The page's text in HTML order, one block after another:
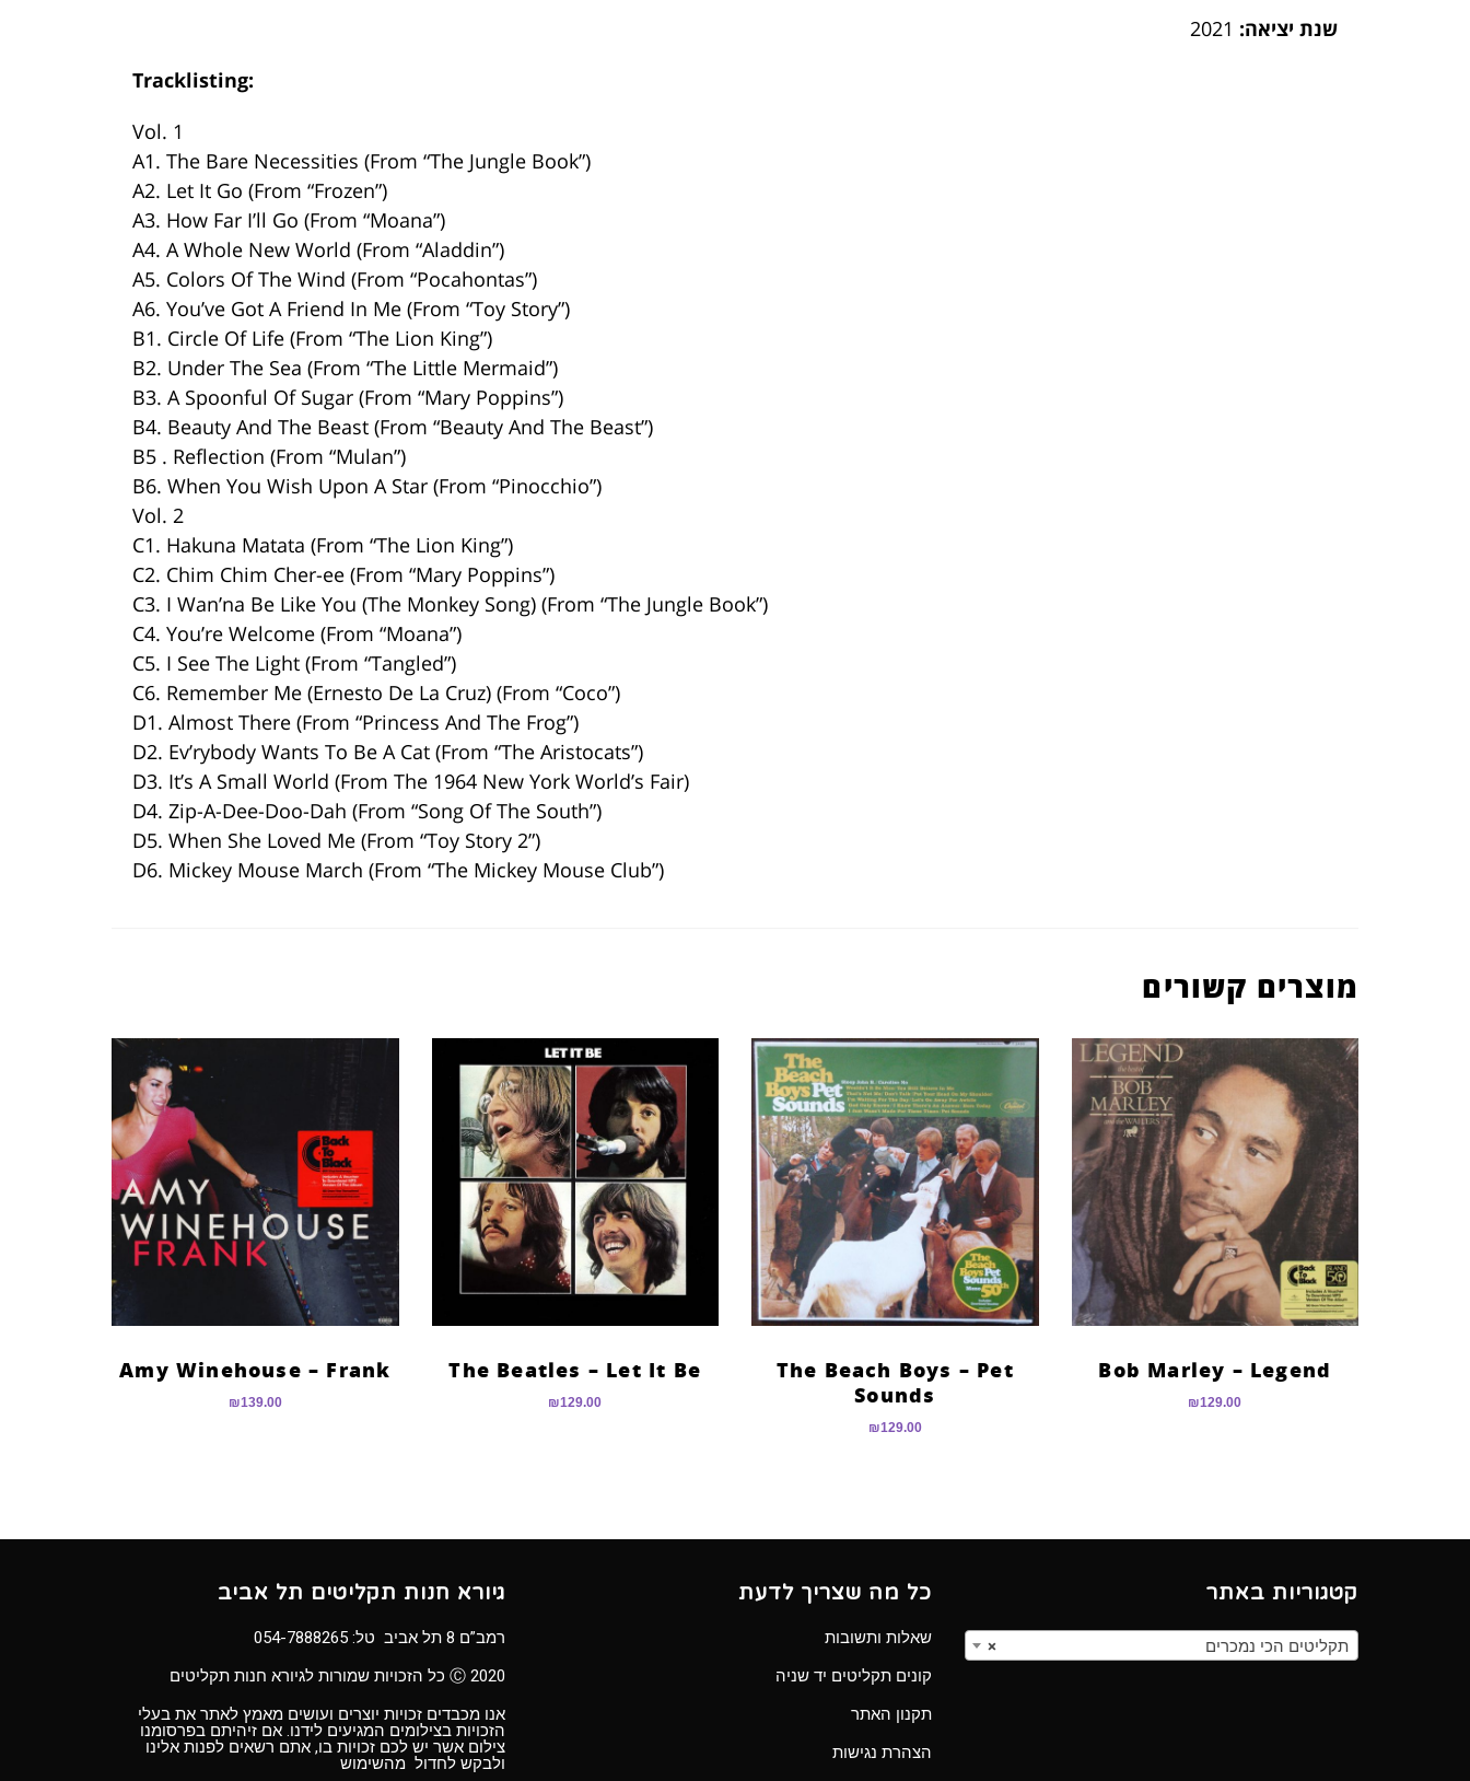
שנת יציאה:
Tracklisting:
Vol. 1
A1. The Bare Necessities (From “The Jungle Book”)
A2. Let It Go (From “Frozen”)
A3. How Far I’ll Go (From “Moana”)
A4. A Whole New World (From “Aladdin”)
A5. Colors Of The Wind (From “Pocahontas”)
A6. You’ve Got A Friend In Me (From “Toy Story”)
B1. Circle Of Life (From “The Lion King”)
B2. Under The Sea (From “The Little Mermaid”)
B3. A Spoonful Of Sugar (From “Mary Poppins”)
B4. Beauty And The Beast (From “Beauty And The Beast”)
B5 . Reflection (From “Mulan”)
B6. When You Wish Upon A Star (From “Pinocchio”)
Vol. 2
C1. Hakuna Matata (From “The Lion King”)
C2. Chim Chim Cher-ee (From “Mary Poppins”)
C3. I Wan’na Be Like You (The Monkey Song) (From “The Jungle Book”)
C4. You’re Welcome (From “Moana”)
C5. I See The Light (From “Tangled”)
C6. Remember Me (Ernesto De La Cruz) (From “Coco”)
D1. Almost There (From “Princess And The Frog”)
D2. Ev’rybody Wants To Be A Cat (From “The Aristocats”)
D3. It’s A Small World (From The 1964 New York World’s Fair)
D4. Zip-A-Dee-Doo-Dah (From “Song Of The South”)
D5. When She Loved Me (From “Toy Story 2”)
D6. Mickey Mouse March (From “The Mickey Mouse Club”)
מוצרים קשורים
Bob Marley – Legend
₪129.00
The Beach Boys – Pet
Sounds
₪129.00
The Beatles – Let It Be
₪129.00
Amy Winehouse – Frank
₪139.00
קטגוריות באתר
× תקליטים הכי נמכרים
כל מה שצריך לדעת
שאלות ותשובות
קונים תקליטים יד שניה
תקנון האתר
הצהרת נגישות
גיורא חנות תקליטים תל אביב
רמב”ם 8 תל אביב טל:
054-7888265
Ⓒ 2020 כל הזכויות שמורות לגיורא חנות תקליטים
אנו מכבדים זכויות יוצרים ועושים מאמץ לאתר את בעלי
הזכויות בצילומים המגיעים לידנו. אם זיהיתם בפרסומנו
צילום אשר יש לכם זכויות בו, אתם רשאים לפנות אלינו
ולבקש לחדול מהשימוש